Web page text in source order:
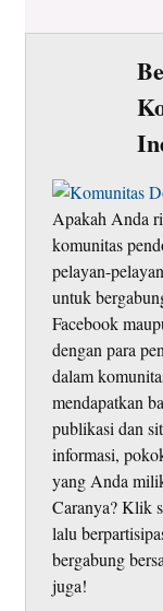
Apakah Anda
komunitas
pelayan-
untuk
Facebook
dengan para
dalam
mendapatkan
publikasi dan
informasi,
yang Anda
Caranya? Klik
lalu
bergabung
juga!